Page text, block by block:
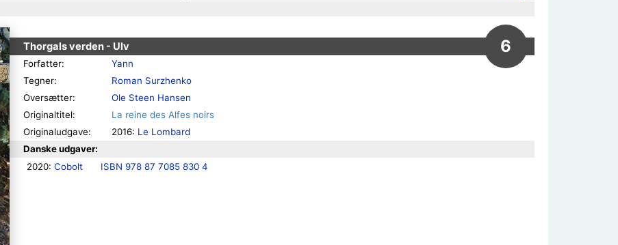
Thorgals verden - Ulv 6
Forfatter:
Yann
Tegner:
Roman Surzhenko
Oversætter:
Ole Steen Hansen
Originaltitel:
La reine des Alfes noirs
Originaludgave:
2016: Le Lombard
Danske udgaver:
2020: Cobolt ISBN 978 87 7085 830 4